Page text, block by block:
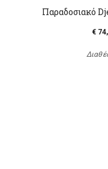
Παραδοσιακό
€